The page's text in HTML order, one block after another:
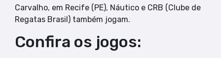
Carvalho, em Recife (PE), Náutico e CRB (Clube de
Regatas Brasil) também jogam.
Confira os jogos: